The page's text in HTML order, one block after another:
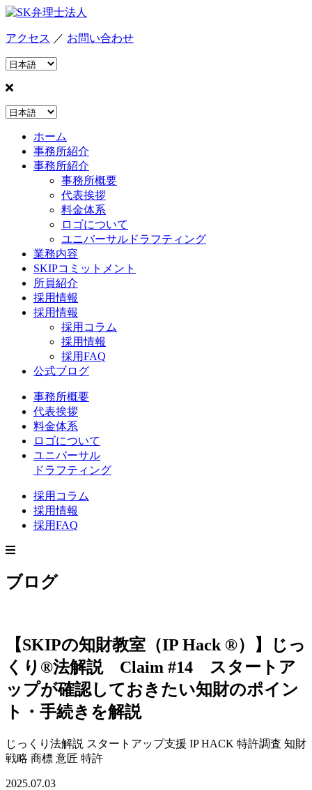
アクセス ／ お問い合わせ
ホーム
事務所紹介
事務所紹介
事務所概要
代表挨拶
料金体系
ロゴについて
ユニバーサルドラフティング
業務内容
SKIPコミットメント
所員紹介
採用情報
採用情報
採用コラム
採用情報
採用FAQ
公式ブログ
事務所概要
代表挨拶
料金体系
ロゴについて
ユニバーサル
ドラフティング
採用コラム
採用情報
採用FAQ
ブログ
【SKIPの知財教室（IP Hack ®）】じっ
くり®法解説 Claim #14 スタートア
ップが確認しておきたい知財のポイン
ト・手続きを解説
じっくり法解説 スタートアップ支援 IP HACK 特許調査 知財
戦略 商標 意匠 特許
2025.07.03